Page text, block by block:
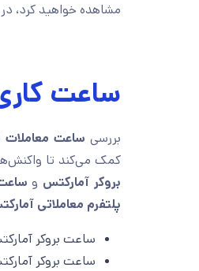
مشاهده خواهید کرد،
ساعت
بررسی ساعت معاملات
کمک می‌کند تا
بروکر آمارکتس و
پلتفرم معاملاتی
ساعت بروکر آمارکتس
ساعت بروکر آمارکتس